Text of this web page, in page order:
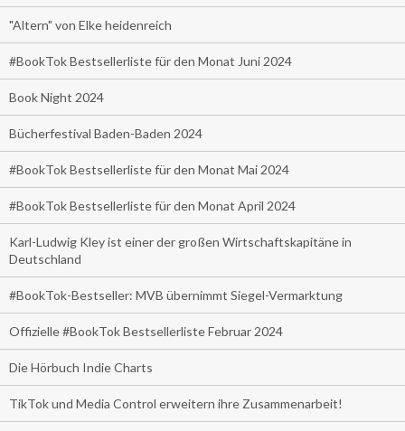
"Altern" von Elke heidenreich
#BookTok Bestsellerliste für den Monat Juni 2024
Book Night 2024
Bücherfestival Baden-Baden 2024
#BookTok Bestsellerliste für den Monat Mai 2024
#BookTok Bestsellerliste für den Monat April 2024
Karl-Ludwig Kley ist einer der großen Wirtschaftskapitäne in
Deutschland
#BookTok-Bestseller: MVB übernimmt Siegel-Vermarktung
Offizielle #BookTok Bestsellerliste Februar 2024
Die Hörbuch Indie Charts
TikTok und Media Control erweitern ihre Zusammenarbeit!